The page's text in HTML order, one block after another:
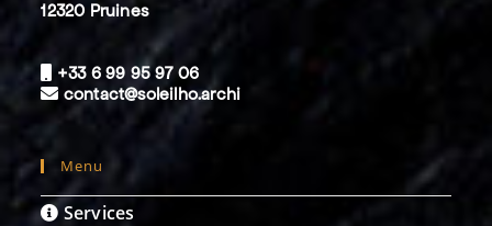
12320 Pruines
+33 6 99 95 97 06
contact@soleilho.archi
Menu
Services